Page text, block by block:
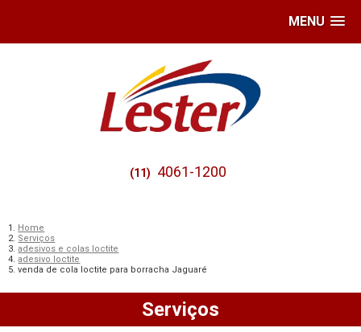
MENU
(11) 4061-1200
Home
Serviços
adesivos e colas loctite
adesivo loctite
venda de cola loctite para borracha Jaguaré
Serviços